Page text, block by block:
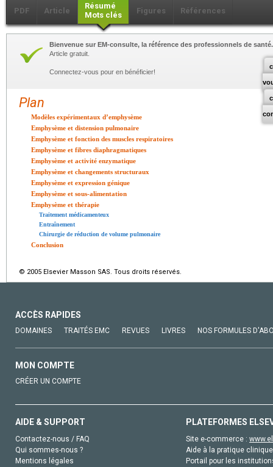
PDF Article
Résumé
Mots clés
Figures Références
Bienvenue sur EM-consulte, la référence des professionnels de santé.
Article gratuit.
Connectez-vous pour en bénéficier!
Plan
Modèles expérimentaux d’emphysème
Emphysème et distension pulmonaire
Emphysème et fonction des muscles respiratoires
Emphysème et fibres diaphragmatiques
Emphysème et activité enzymatique
Emphysème et changements structuraux
Emphysème et expression génique
Emphysème et sous-alimentation
Emphysème et thérapie
Traitement médicamenteux
Entraînement
Chirurgie de réduction de volume pulmonaire
Conclusion
© 2005 Elsevier Masson SAS. Tous droits réservés.
ACCÈS RAPIDES
DOMAINES TRAITÉS EMC REVUES LIVRES NOS FORMULES
MON COMPTE
CRÉER UN COMPTE
AIDE & SUPPORT
Contactez-nous / FAQ
Qui sommes-nous ?
Mentions légales
PLATEFORMES
Site e-commerce :
Aide à la pratique
Portail pour les